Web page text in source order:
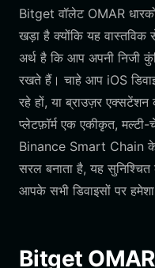
Bitget वॉलेट OMAR
खड़ा है क्योंकि यह
अर्थ है कि आप अपनी निजी
रखते हैं। चाहे आप iOS
रहे हों, या ब्राउज़र
प्लेटफ़ॉर्म एक एकीकृत,
Binance Smart Chain के
सरल बनाता है, यह
आपके सभी डिवाइसों पर
Bitget OMAR